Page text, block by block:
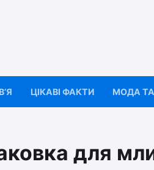
ЦІКАВІ ФАКТИ МОДА
для